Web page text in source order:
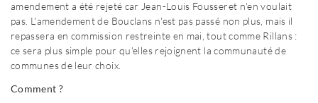
amendement a été rejeté car Jean-Louis Fousseret n'en voulait
pas. L'amendement de Bouclans n'est pas passé non plus, mais il
repassera en commission restreinte en mai, tout comme Rillans :
ce sera plus simple pour qu'elles rejoignent la communauté de
communes de leur choix.
Comment ?